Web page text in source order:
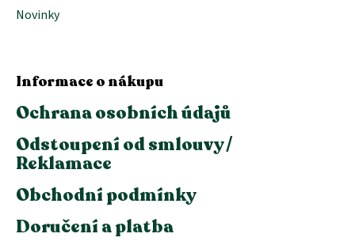
Novinky
Informace o nákupu
Ochrana osobních údajů
Odstoupení od smlouvy /
Reklamace
Obchodní podmínky
Doručení a platba